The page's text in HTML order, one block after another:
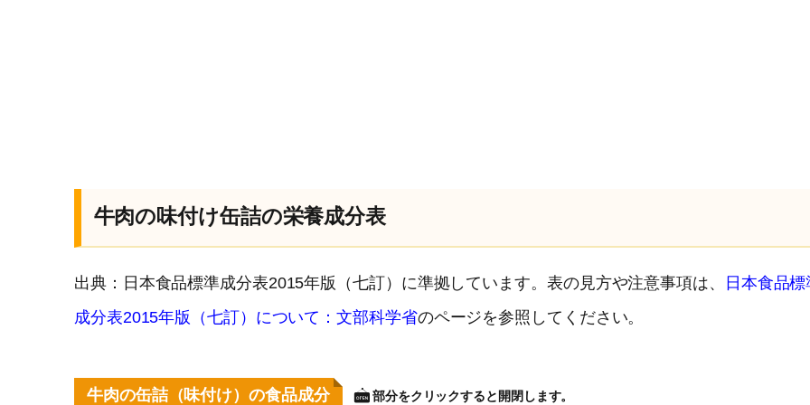
牛肉の味付け缶詰の栄養成分表
出典：日本食品標準成分表2015年版（七訂）に準拠しています。表の見方や注意事項は、
日本食品標
成分表2015年版（七訂）について：文部科学省のページを参照してください。
牛肉の缶詰（味付け）の食品成分 部分をクリックすると開閉します。